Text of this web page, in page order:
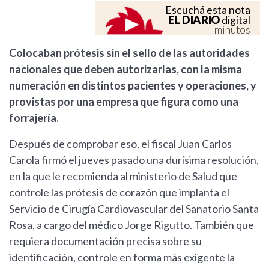
Escuchá esta nota
EL DIARIOdigital
minutos
Colocaban prótesis sin el sello de las autoridades
nacionales que deben autorizarlas, con la misma
numeración en distintos pacientes y operaciones, y
provistas por una empresa que figura como una
forrajería.
Después de comprobar eso, el fiscal Juan Carlos
Carola firmó el jueves pasado una durísima resolución,
en la que le recomienda al ministerio de Salud que
controle las prótesis de corazón que implanta el
Servicio de Cirugía Cardiovascular del Sanatorio Santa
Rosa, a cargo del médico Jorge Rigutto. También que
requiera documentación precisa sobre su
identificación, controle en forma más exigente la